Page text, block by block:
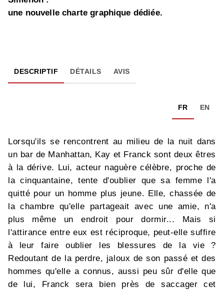
une nouvelle charte graphique dédiée.
DESCRIPTIF DÉTAILS AVIS
FR EN
Lorsqu'ils se rencontrent au milieu de la nuit dans
un bar de Manhattan, Kay et Franck sont deux êtres
à la dérive. Lui, acteur naguère célèbre, proche de
la cinquantaine, tente d'oublier que sa femme l'a
quitté pour un homme plus jeune. Elle, chassée de
la chambre qu'elle partageait avec une amie, n'a
plus même un endroit pour dormir... Mais si
l'attirance entre eux est réciproque, peut-elle suffire
à leur faire oublier les blessures de la vie ?
Redoutant de la perdre, jaloux de son passé et des
hommes qu'elle a connus, aussi peu sûr d'elle que
de lui, Franck sera bien près de saccager cet